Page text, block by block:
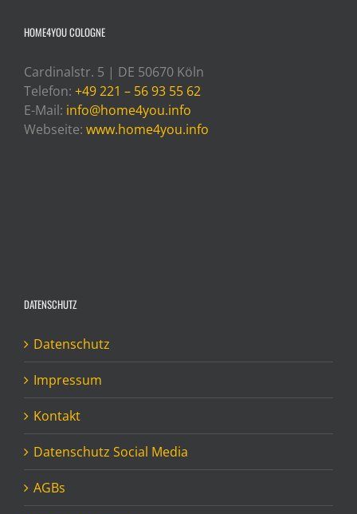
HOME4YOU COLOGNE
Cardinalstr. 5 | DE 50670 Köln
Telefon: +49 221 – 56 93 55 62
E-Mail: info@home4you.info
Webseite: www.home4you.info
DATENSCHUTZ
Datenschutz
Impressum
Kontakt
Datenschutz Social Media
AGBs